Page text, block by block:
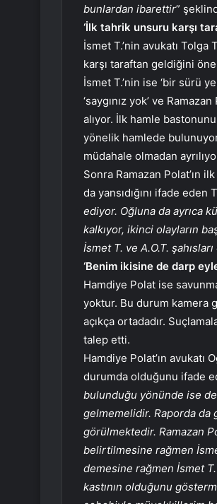
bunlardan ibarettir”
‘İlk tahrik unsuru karşı
İsmet T.’nin avukatı
karşı taraftan geldiğini öne
İsmet T.’nin ise ‘bir sürü
‘saygınız yok’ ve
alıyor. İlk hamle
yönelik hamlede
müdahale olmadan
Sonra Ramazan Polat’ın
da yansıdığını ifade eden
ediyor. Oğluna da ayrıca
kalkıyor, ikinci olayların
İsmet T. ve A.O.T.
‘Benim ikisine de darp
Hamdiye Polat ise
yoktur. Bu durum kamera
açıkça ortadadır.
talep etti.
Hamdiye Polat’ın
durumda olduğunu ifade
bulunduğu yönünde ise
gelmemelidir. Raporda da
görülmektedir. Ramazan
belirtilmesine rağmen
demesine rağmen İsmet
kastının olduğunu